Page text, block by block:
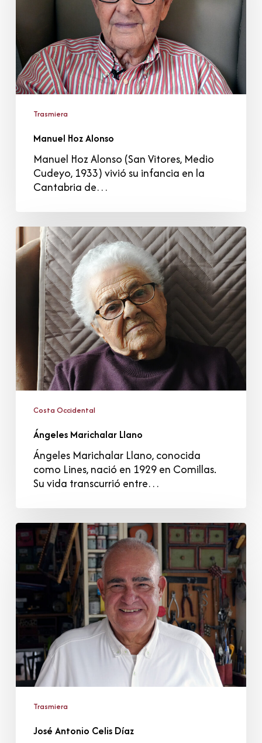
Trasmiera
Manuel Hoz Alonso
Manuel Hoz Alonso (San Vitores, Medio
Cudeyo, 1933) vivió su infancia en la
Cantabria de…
Ángeles
Marichalar
Llano
Costa Occidental
Ángeles Marichalar Llano
Ángeles Marichalar Llano, conocida
como Lines, nació en 1929 en Comillas.
Su vida transcurrió entre…
José
Antonio
Celis
Díaz
Trasmiera
José Antonio Celis Díaz